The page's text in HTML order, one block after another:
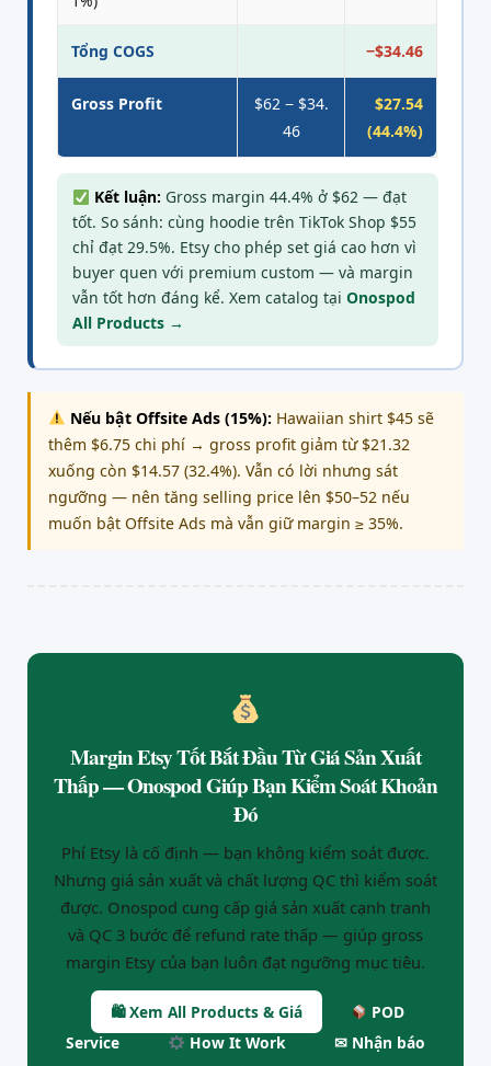
Tổng COGS −$34.46
Gross Profit
$62 − $34.
46
$27.54
(44.4%)
Kết luận: Gross margin 44.4% ở $62 — đạt
tốt. So sánh: cùng hoodie trên TikTok Shop $55
chỉ đạt 29.5%. Etsy cho phép set giá cao hơn vì
buyer quen với premium custom — và margin
vẫn tốt hơn đáng kể. Xem catalog tại Onospod
All Products →
Nếu bật Offsite Ads (15%): Hawaiian shirt $45 sẽ
thêm $6.75 chi phí → gross profit giảm từ $21.32
xuống còn $14.57 (32.4%). Vẫn có lời nhưng sát
ngưỡng — nên tăng selling price lên $50–52 nếu
muốn bật Offsite Ads mà vẫn giữ margin ≥ 35%.
Margin Etsy Tốt Bắt Đầu Từ Giá Sản Xuất
Thấp — Onospod Giúp Bạn Kiểm Soát Khoản
Đó
Phí Etsy là cố định — bạn không kiểm soát được.
Nhưng giá sản xuất và chất lượng QC thì kiểm soát
được. Onospod cung cấp giá sản xuất cạnh tranh
và QC 3 bước để refund rate thấp — giúp gross
margin Etsy của bạn luôn đạt ngưỡng mục tiêu.
🛍 Xem All Products & Giá
POD
Service
How It Work
✉ Nhận báo